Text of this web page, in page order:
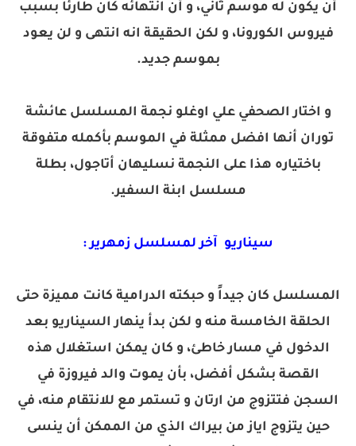
أن يكون له موسم ثاني، و أن انتهائه كان طارئاً بسبب
فيروس الكورونا، و لكن الحقيقة انه انتهى و لن يعود
بموسم جديد.
و اختار الصحفي علي اوغلو نجمة المسلسل عائشة
توران أنها افضل ممثلة في الموسم بأكمله متفوقة
باختياره هذا على النجمة نسليهان أتاجول، بطلة
مسلسل ابنة السفير.
سيناريو آخر لمسلسل زمهرير :
المسلسل كان جيداً و حبكته الدرامية كانت مميزة حتى
الحلقة الخامسة منه و لكن بدأ ينهار السيناريو بعد
الدخول في مسار خاطئ، و كان يمكن استغلال هذه
القصة بشكل أفضل، بأن يموت والد فيروزة في
السجن فتتزوج من ارتان و تستمر مع للانتقام منه، في
حين يتزوج اياز من بيراك الذي من الممكن أن ينسى